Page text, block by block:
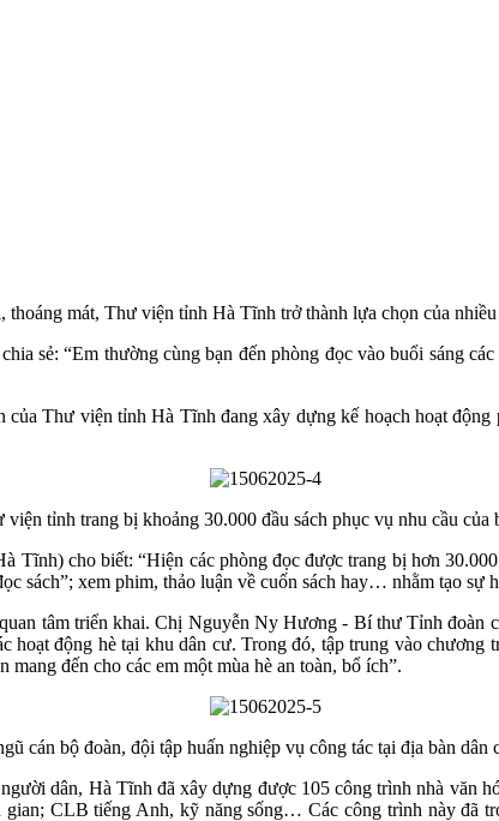
mát, Thư viện tỉnh Hà Tĩnh trở thành lựa chọn của
sẻ: “Em thường cùng bạn đến phòng đọc vào buổi sáng
Thư viện tỉnh Hà Tĩnh đang xây dựng kế hoạch hoạt
viện tỉnh trang bị khoảng 30.000 đầu sách phục vụ nhu cầu của
cho biết: “Hiện các phòng đọc được trang bị hơn
sách”; xem phim, thảo luận về cuốn sách hay… nhằm tạo
tâm triển khai. Chị Nguyễn Ny Hương - Bí thư Tỉnh đoàn
hoạt động hè tại khu dân cư. Trong đó, tập trung vào
đến cho các em một mùa hè an toàn, bổ ích”.
cán bộ đoàn, đội tập huấn nghiệp vụ công tác tại địa bàn dân
dân, Hà Tĩnh đã xây dựng được 105 công trình nhà văn
CLB tiếng Anh, kỹ năng sống… Các công trình này đã